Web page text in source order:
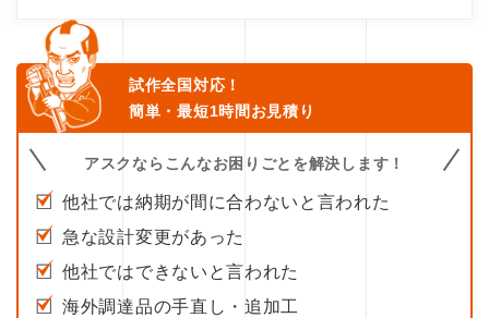
試作全国対応！
簡単・最短1時間お見積り
アスクならこんなお困りごとを解決します！
他社では納期が間に合わないと言われた
急な設計変更があった
他社ではできないと言われた
海外調達品の手直し・追加工